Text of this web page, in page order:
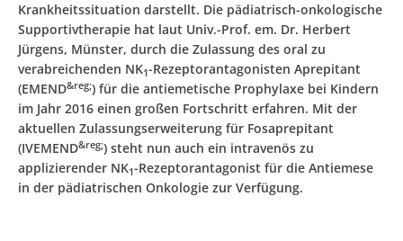
Krankheitssituation darstellt. Die pädiatrisch-onkologische
Supportivtherapie hat laut Univ.-Prof. em. Dr. Herbert
Jürgens, Münster, durch die Zulassung des oral zu
verabreichenden NK1-Rezeptorantagonisten Aprepitant
(EMEND&reg;) für die antiemetische Prophylaxe bei Kindern
im Jahr 2016 einen großen Fortschritt erfahren. Mit der
aktuellen Zulassungserweiterung für Fosaprepitant
(IVEMEND&reg;) steht nun auch ein intravenös zu
applizierender NK1-Rezeptorantagonist für die Antiemese
in der pädiatrischen Onkologie zur Verfügung.